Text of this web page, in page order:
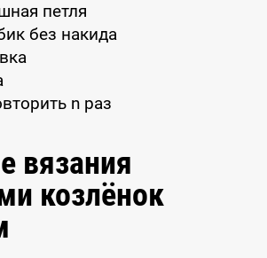
петля
без накида
n раз
вязания
козлёнок